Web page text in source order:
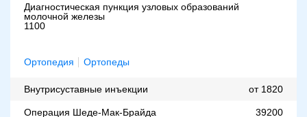
Диагностическая пункция узловых образований
молочной железы
1100
Ортопедия Ортопеды
Внутрисуставные инъекции от 1820
Операция Шеде-Мак-Брайда 39200